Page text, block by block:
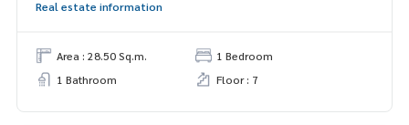
Real estate information
Area : 28.50 Sq.m.
1 Bedroom
1 Bathroom
Floor : 7